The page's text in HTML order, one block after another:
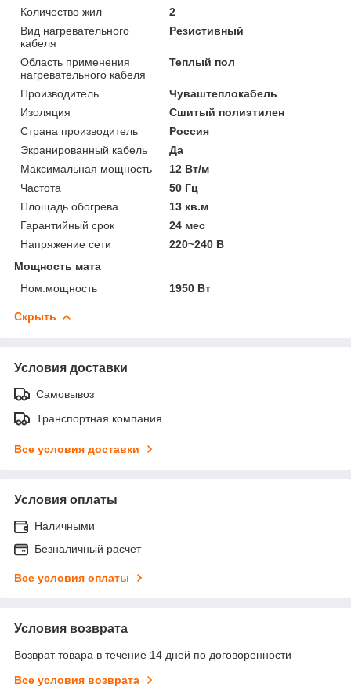
Количество жил
2
Вид нагревательного
кабеля
Резистивный
Область применения
нагревательного кабеля
Теплый пол
Производитель
Чуваштеплокабель
Изоляция
Сшитый полиэтилен
Страна производитель
Россия
Экранированный кабель
Да
Максимальная мощность
12 Вт/м
Частота
50 Гц
Площадь обогрева
13 кв.м
Гарантийный срок
24 мес
Напряжение сети
220~240 В
Мощность мата
Ном.мощность
1950 Вт
Скрыть
Условия доставки
Самовывоз
Транспортная компания
Все условия доставки
Условия оплаты
Наличными
Безналичный расчет
Все условия оплаты
Условия возврата
Возврат товара в течение 14 дней по договоренности
Все условия возврата